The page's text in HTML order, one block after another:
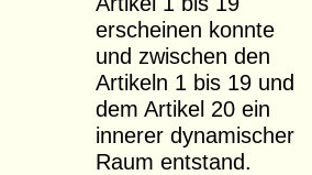
erscheinen konnte
und zwischen den
Artikeln 1 bis 19 und
dem Artikel 20 ein
innerer dynamischer
Raum entstand.